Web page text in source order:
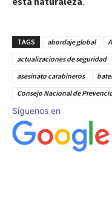
TAGS abordaje global
actualizaciones de seguridad
asesinato carabineros
Consejo Nacional de
Síguenos en